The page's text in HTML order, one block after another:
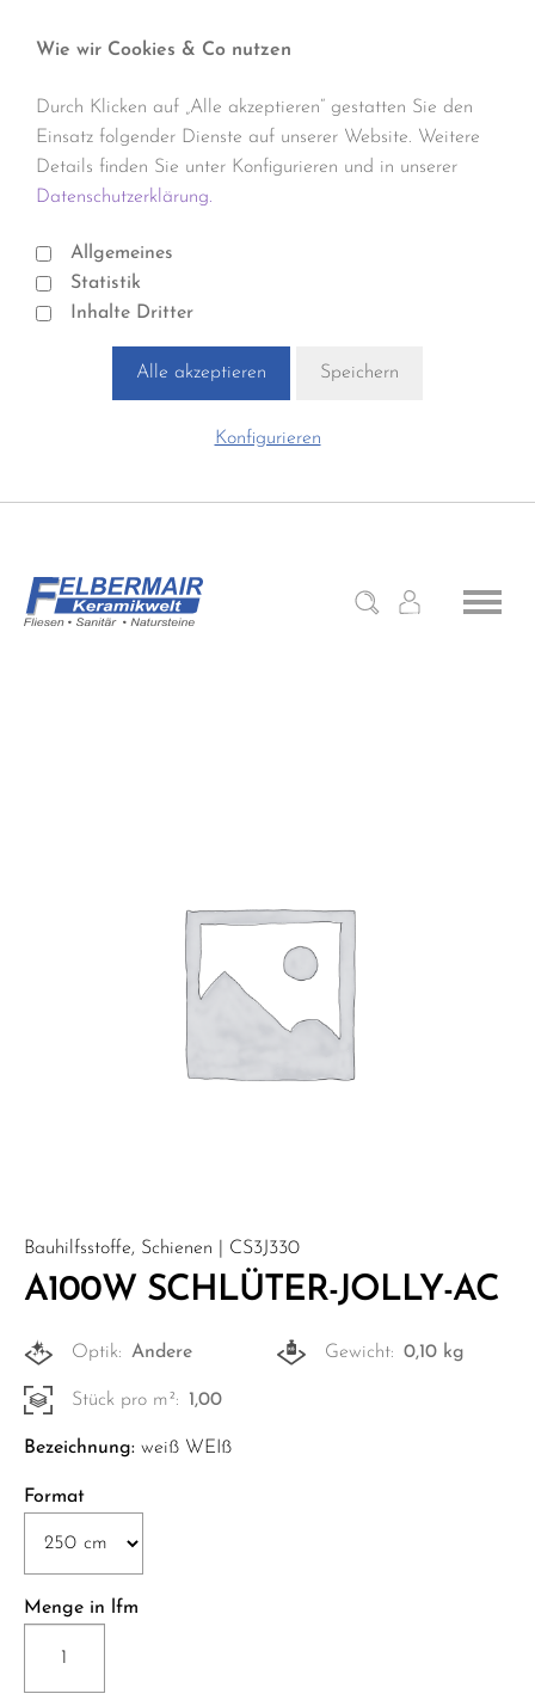
Wie wir Cookies & Co nutzen
Durch Klicken auf „Alle akzeptieren“ gestatten Sie den
Einsatz folgender Dienste auf unserer Website. Weitere
Details finden Sie unter Konfigurieren und in unserer
Datenschutzerklärung.
Allgemeines
Statistik
Inhalte Dritter
Alle akzeptieren Speichern
Konfigurieren
Bauhilfsstoffe, Schienen | CS3J330
A100W SCHLÜTER-JOLLY-AC
Optik: Andere Gewicht: 0,10 kg
Stück pro m²: 1,00
Bezeichnung: weiß WEIß
Format
Menge in lfm
SCHLÜTER-